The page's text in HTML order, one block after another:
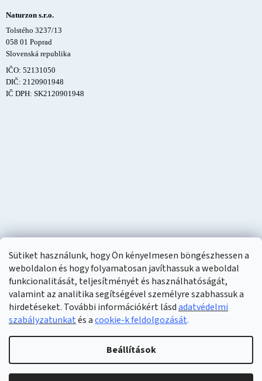
Sütiket használunk, hogy Ön kényelmesen böngészhessen a
weboldalon és hogy folyamatosan javíthassuk a weboldal
funkcionalitását, teljesítményét és használhatóságát,
valamint az analitika segítségével személyre szabhassuk a
hirdetéseket. További információkért lásdadatvédelmi
szabályzatunkatés acookie-k feldolgozását.
Beállítások
Naturzon s.r.o.
Tolstého 3237/13
058 01 Poprad
Slovenská republika
IČO: 52131050
DIČ: 2120901948
IČ DPH: SK2120901948
Shoptet készítette